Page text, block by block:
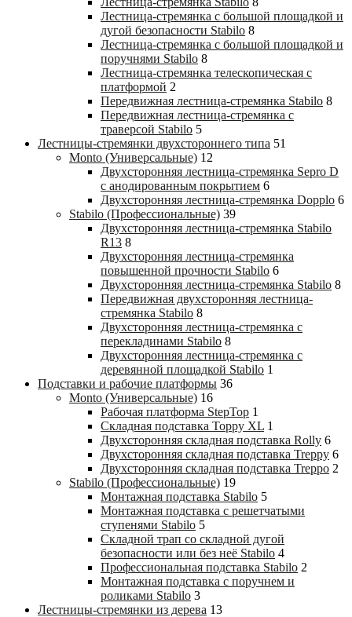
Лестница-стремянка с большой площадкой и
дугой безопасности Stabilo 8
Лестница-стремянка с большой площадкой и
поручнями Stabilo 8
Лестница-стремянка телескопическая с
платформой 2
Передвижная лестница-стремянка Stabilo 8
Передвижная лестница-стремянка с
траверсой Stabilo 5
Лестницы-стремянки двухстороннего типа 51
Monto (Универсальные) 12
Двухсторонняя лестница-стремянка Sepro D
с анодированным покрытием 6
Двухсторонняя лестница-стремянка Dopplo 6
Stabilo (Профессиональные) 39
Двухсторонняя лестница-стремянка Stabilo
R13 8
Двухсторонняя лестница-стремянка
повышенной прочности Stabilo 6
Двухсторонняя лестница-стремянка Stabilo 8
Передвижная двухсторонняя лестница-
стремянка Stabilo 8
Двухсторонняя лестница-стремянка с
перекладинами Stabilo 8
Двухсторонняя лестница-стремянка с
деревянной площадкой Stabilo 1
Подставки и рабочие платформы 36
Monto (Универсальные) 16
Рабочая платформа StepTop 1
Складная подставка Toppy XL 1
Двухсторонняя складная подставка Rolly 6
Двухсторонняя складная подставка Treppy 6
Двухсторонняя складная подставка Treppo 2
Stabilo (Профессиональные) 19
Монтажная подставка Stabilo 5
Монтажная подставка с решетчатыми
ступенями Stabilo 5
Складной трап со складной дугой
безопасности или без неё Stabilo 4
Профессиональная подставка Stabilo 2
Монтажная подставка с поручнем и
роликами Stabilo 3
Лестницы-стремянки из дерева 13